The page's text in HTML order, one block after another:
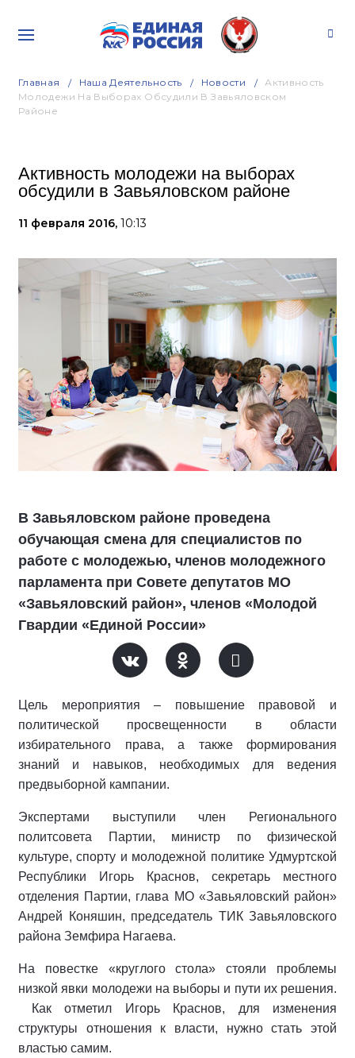
Главная Наша Деятельность Новости
Активность
Молодежи На Выборах Обсудили В Завьяловском
Районе
Активность молодежи на выборах
обсудили в Завьяловском районе
11 февраля 2016, 10:13
В Завьяловском районе проведена
обучающая смена для специалистов по
работе с молодежью, членов молодежного
парламента при Совете депутатов МО
«Завьяловский район», членов «Молодой
Гвардии «Единой России»
Цель мероприятия – повышение правовой и
политической просвещенности в области
избирательного права, а также формирования
знаний и навыков, необходимых для ведения
предвыборной кампании.
Экспертами выступили член Регионального
политсовета Партии, министр по физической
культуре, спорту и молодежной политике Удмуртской
Республики Игорь Краснов, секретарь местного
отделения Партии, глава МО «Завьяловский район»
Андрей Коняшин, председатель ТИК Завьяловского
района Земфира Нагаева.
На повестке «круглого стола» стояли проблемы
низкой явки молодежи на выборы и пути их решения.
Как отметил Игорь Краснов, для изменения
структуры отношения к власти, нужно стать этой
властью самим.